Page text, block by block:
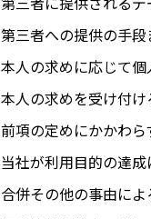
第三者への提供の手
本人の求めに応じて
本人の求めを受け付け
前項の定めにかかわら
当社が利用目的の達
合併その他の事由に